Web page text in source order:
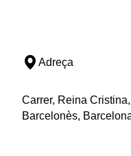
Adreça
Carrer, Reina
Barcelonès,